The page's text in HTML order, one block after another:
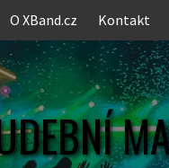
O XBand.cz Kontakt